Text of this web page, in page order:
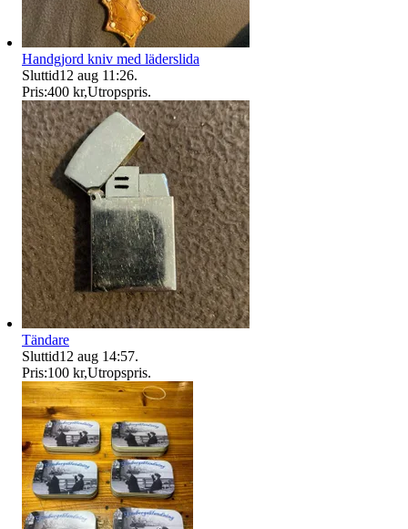
Handgjord kniv med läderslida
Sluttid12 aug 11:26.
Pris:400 kr,Utropspris.
Tändare
Sluttid12 aug 14:57.
Pris:100 kr,Utropspris.